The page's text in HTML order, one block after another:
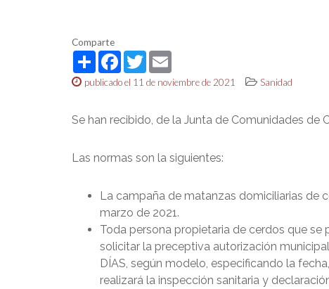
Comparte
ShareFacebook
Twitter
publicado el 11 de noviembre de 2021 Sanidad
Se han recibido, de la Junta de Comunidades
Las normas son la siguientes:
La campaña de matanzas domiciliarias de
marzo de 2021.
Toda persona propietaria de cerdos que
solicitar la preceptiva autorización
DÍAS, según modelo, especificando la
realizará la inspección sanitaria y